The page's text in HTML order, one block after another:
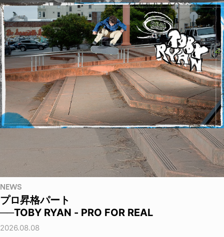
NEWS
プロ昇格パート
──TOBY RYAN - PRO FOR REAL
2026.08.08